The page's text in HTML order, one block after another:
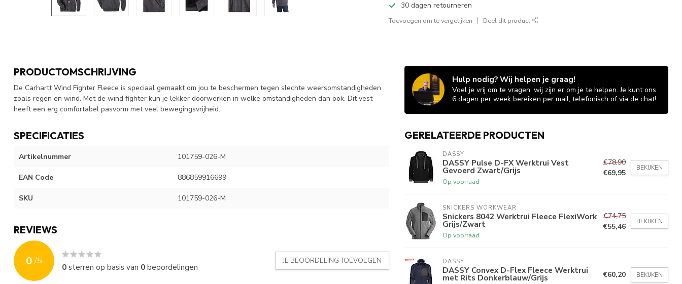
30 dagen retourneren
Toevoegen om te vergelijken Deel dit product
PRODUCTOMSCHRIJVING
De Carhartt Wind Fighter Fleece is speciaal gemaakt om jou te beschermen tegen slechte weersomstandigheden
zoals regen en wind. Met de wind fighter kun je lekker doorwerken in welke omstandigheden dan ook. Dit vest
heeft een erg comfortabel pasvorm met veel bewegingsvrijheid.
SPECIFICATIES
Artikelnummer 101759-026-M
EAN Code 886859916699
SKU 101759-026-M
REVIEWS
0 /5
0sterren op basis van 0beoordelingen
JE BEOORDELING TOEVOEGEN
Hulp nodig? Wij helpen je graag!
Voel je vrij om te vragen, wij zijn er om je te helpen. Je kunt ons
6 dagen per week bereiken per mail, telefonisch of via de chat!
GERELATEERDE PRODUCTEN
DASSY
DASSY Pulse D-FX Werktrui Vest
Gevoerd Zwart/Grijs
Op voorraad
€78,90
€69,95
BEKIJKEN
SNICKERS WORKWEAR
Snickers 8042 Werktrui Fleece FlexiWork
Grijs/Zwart
Op voorraad
€74,75
€55,46
BEKIJKEN
DASSY
DASSY Convex D-Flex Fleece Werktrui
met Rits Donkerblauw/Grijs €60,20 BEKIJKEN